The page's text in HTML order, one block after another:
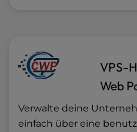
VPS-
Web
Verwalte deine
einfach über eine